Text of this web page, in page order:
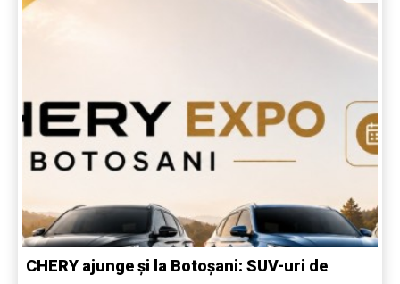
CHERY ajunge și la Botoșani: SUV-uri de